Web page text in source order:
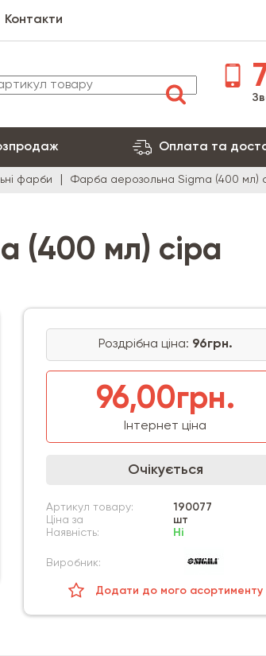
Контакти
Оплата та
фарби Фарба аерозольна Sigma (400 мл)
(400 мл) сіра
Роздрібна ціна: 96грн.
96,00грн.
Інтернет ціна
Очікується
Артикул товару:
190077
Ціна за
шт
Наявність:
Ні
Виробник:
Додати до мого асортименту